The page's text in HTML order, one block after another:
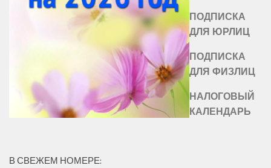
ПОДПИСКА
ДЛЯ ЮРЛИЦ
ПОДПИСКА
ДЛЯ ФИЗЛИЦ
НАЛОГОВЫЙ
КАЛЕНДАРЬ
В СВЕЖЕМ НОМЕРЕ: